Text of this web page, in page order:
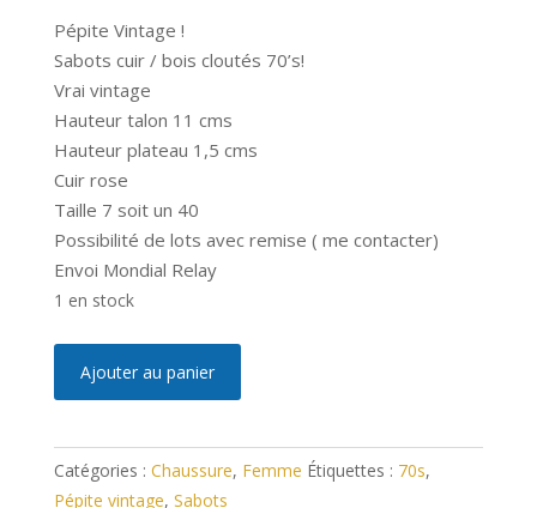
Pépite Vintage !
Sabots cuir / bois cloutés 70’s!
Vrai vintage
Hauteur talon 11 cms
Hauteur plateau 1,5 cms
Cuir rose
Taille 7 soit un 40
Possibilité de lots avec remise ( me contacter)
Envoi Mondial Relay
1 en stock
Vintage
70’s
Ajouter au panier
e
r
Catégories : Chaussure, Femme Étiquettes : 70s,
Pépite vintage, Sabots